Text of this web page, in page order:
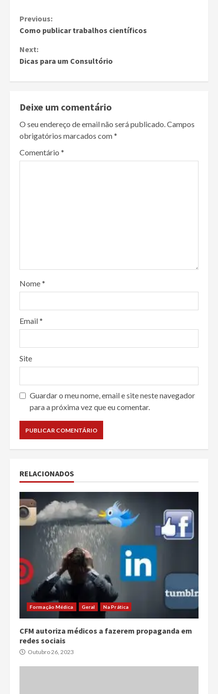
Continue
Reading
Previous:
Como publicar trabalhos científicos
Next:
Dicas para um Consultório
Deixe um comentário
O seu endereço de email não será publicado.Campos
obrigatórios marcados com*
Comentário *
Nome*
Email*
Site
Guardar o meu nome, email e site neste navegador
para a próxima vez que eu comentar.
RELACIONADOS
Formação Médica Geral Na Prática
CFM autoriza médicos a fazerem propaganda em
redes sociais
Outubro 26, 2023